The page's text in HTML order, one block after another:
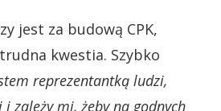
jest za budową CPK,
kwestia. Szybko
reprezentantką ludzi,
zależy mi, żeby na godnych